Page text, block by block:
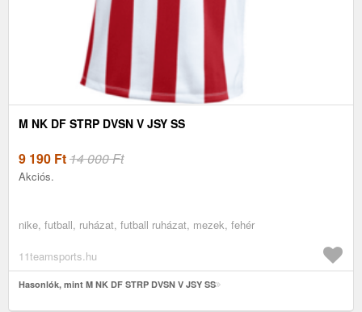
M NK DF STRP DVSN V JSY SS
9 190 Ft14 000 Ft
Akciós.
nike, futball, ruházat, futball ruházat, mezek, fehér
11teamsports.hu
Hasonlók, mint M NK DF STRP DVSN V JSY SS